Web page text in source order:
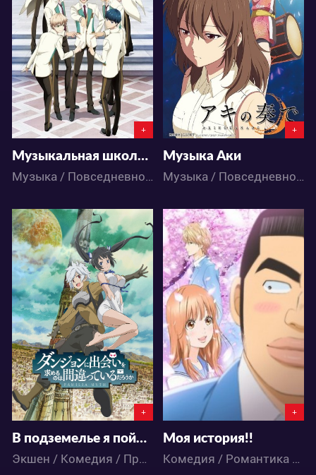
3260
1 1
+
Музыкальная школа звёзд
Музыка / Повседневность / Школа / Аниме
3891
2 3
+
Музыка Аки
Музыка / Повседневность / Школа / Аниме
6429
3 8
+
В подземелье я пойду, там красавицу найду
Экшен / Комедия / Приключения / Романтика / Фэнтези / Аниме
4339
2 3
+
Моя история!!
Комедия / Романтика / Сёдзё / Аниме